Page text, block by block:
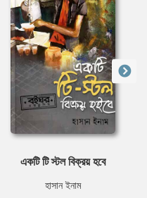
একটি টি স্টল বিক্রয় হবে
হাসান ইনাম